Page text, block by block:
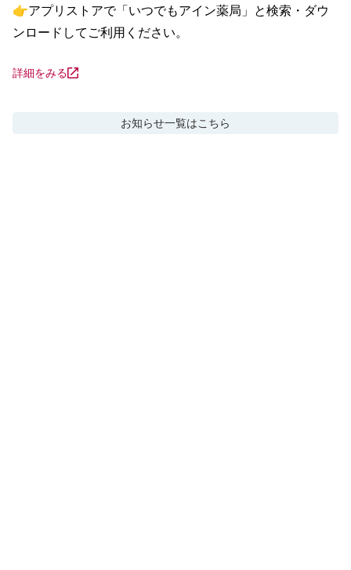
👉アプリストアで「いつでもアイン薬局」と検索・ダウ
ンロードしてご利用ください。
詳細をみる
お知らせ一覧はこちら